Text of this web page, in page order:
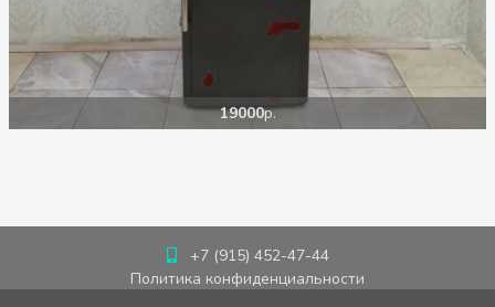
19000р.
+7 (915) 452-47-44
Политика конфиденциальности